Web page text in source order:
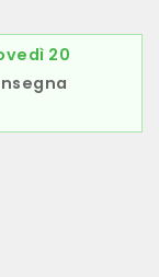
20